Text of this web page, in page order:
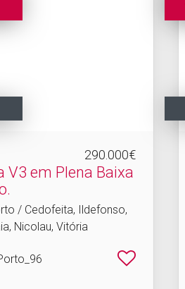
290.000€
V3 em Plena Baixa
/ Cedofeita, Ildefonso,
Nicolau, Vitória